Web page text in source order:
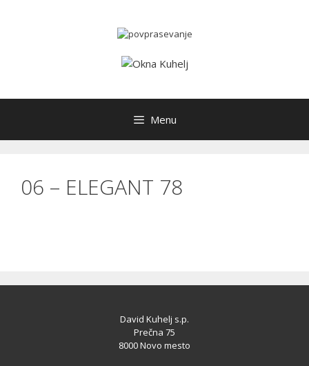
Menu
06 – ELEGANT 78
David Kuhelj s.p.
Prečna 75
8000 Novo mesto